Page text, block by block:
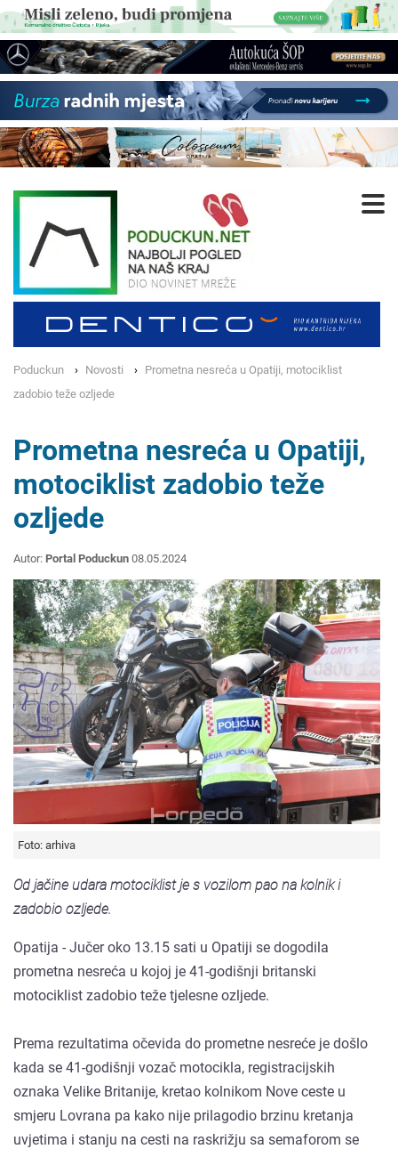
Poduckun Novosti
Prometna nesreća u Opatiji, motociklist
zadobio teže ozljede
Prometna nesreća u Opatiji,
motociklist zadobio teže
ozljede
Autor: Portal Poduckun 08.05.2024
Foto: arhiva
Od jačine udara motociklist je s vozilom pao na kolnik i
zadobio ozljede.
Opatija - Jučer oko 13.15 sati u Opatiji se dogodila
prometna nesreća u kojoj je 41-godišnji britanski
motociklist zadobio teže tjelesne ozljede.
Prema rezultatima očevida do prometne nesreće je došlo
kada se 41-godišnji vozač motocikla, registracijskih
oznaka Velike Britanije, kretao kolnikom Nove ceste u
smjeru Lovrana pa kako nije prilagodio brzinu kretanja
uvjetima i stanju na cesti na raskrižju sa semaforom se